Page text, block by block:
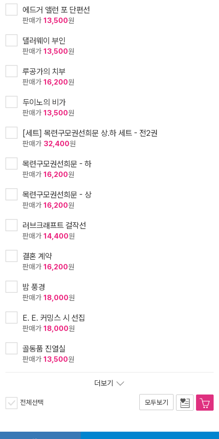
에드거 앨런 포 단편선
판매가 13,500원
댈러웨이 부인
판매가 13,500원
루공가의 치부
판매가 16,200원
두이노의 비가
판매가 13,500원
[세트] 목련구모권선희문 상.하 세트 - 전2권
판매가 32,400원
목련구모권선희문 - 하
판매가 16,200원
목련구모권선희문 - 상
판매가 16,200원
러브크래프트 걸작선
판매가 14,400원
결혼 계약
판매가 16,200원
밤 풍경
판매가 18,000원
E. E. 커밍스 시 선집
판매가 18,000원
골동품 진열실
판매가 13,500원
더보기
전체선택 모두보기